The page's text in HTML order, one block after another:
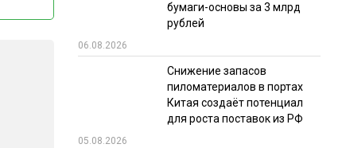
ИТОГИ МЕРОПРИЯТИЙ
бумаги-основы за 3 млрд
рублей
06.08.2026
Снижение запасов
пиломатериалов в портах
Китая создаёт потенциал
для роста поставок из РФ
05.08.2026